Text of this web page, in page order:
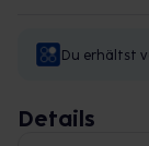
Du erhältst
Details